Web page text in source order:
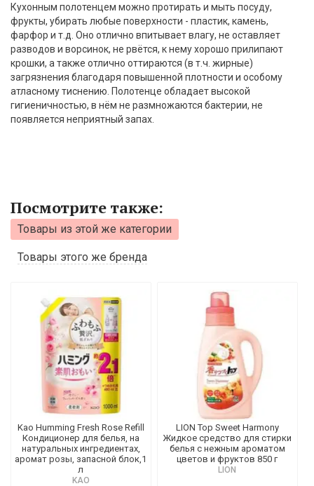
Кухонным полотенцем можно протирать и мыть посуду,
фрукты, убирать любые поверхности - пластик, камень,
фарфор и т.д. Оно отлично впитывает влагу, не оставляет
разводов и ворсинок, не рвётся, к нему хорошо прилипают
крошки, а также отлично оттираются (в т.ч. жирные)
загрязнения благодаря повышенной плотности и особому
атласному тиснению. Полотенце обладает высокой
гигиеничностью, в нём не размножаются бактерии, не
появляется неприятный запах.
Посмотрите также:
Товары из этой же категории
Товары этого же бренда
Kao Humming Fresh Rose Refill
Кондиционер для белья, на
натуральных ингредиентах,
аромат розы, запасной блок,1
л
KAO
LION Top Sweet Harmony
Жидкое средство для стирки
белья с нежным ароматом
цветов и фруктов 850 г
LION